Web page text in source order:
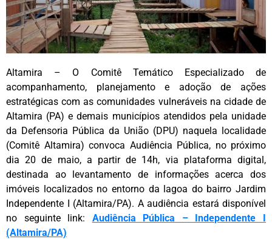
Altamira – O Comitê Temático Especializado de
acompanhamento, planejamento e adoção de ações
estratégicas com as comunidades vulneráveis na cidade de
Altamira (PA) e demais municípios atendidos pela unidade
da Defensoria Pública da União (DPU) naquela localidade
(Comitê Altamira) convoca Audiência Pública, no próximo
dia 20 de maio, a partir de 14h, via plataforma digital,
destinada ao levantamento de informações acerca dos
imóveis localizados no entorno da lagoa do bairro Jardim
Independente I (Altamira/PA). A audiência estará disponível
no seguinte link: Audiência Pública – Independente I
(Altamira/PA)